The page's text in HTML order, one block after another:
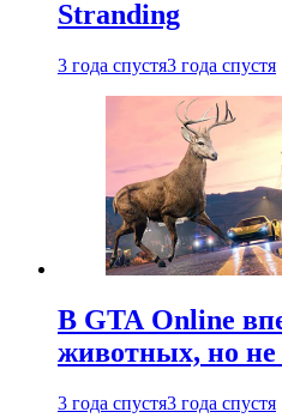
Stranding
3 года спустя3 года спустя
В GTA Online
животных, но
3 года спустя3 года спустя